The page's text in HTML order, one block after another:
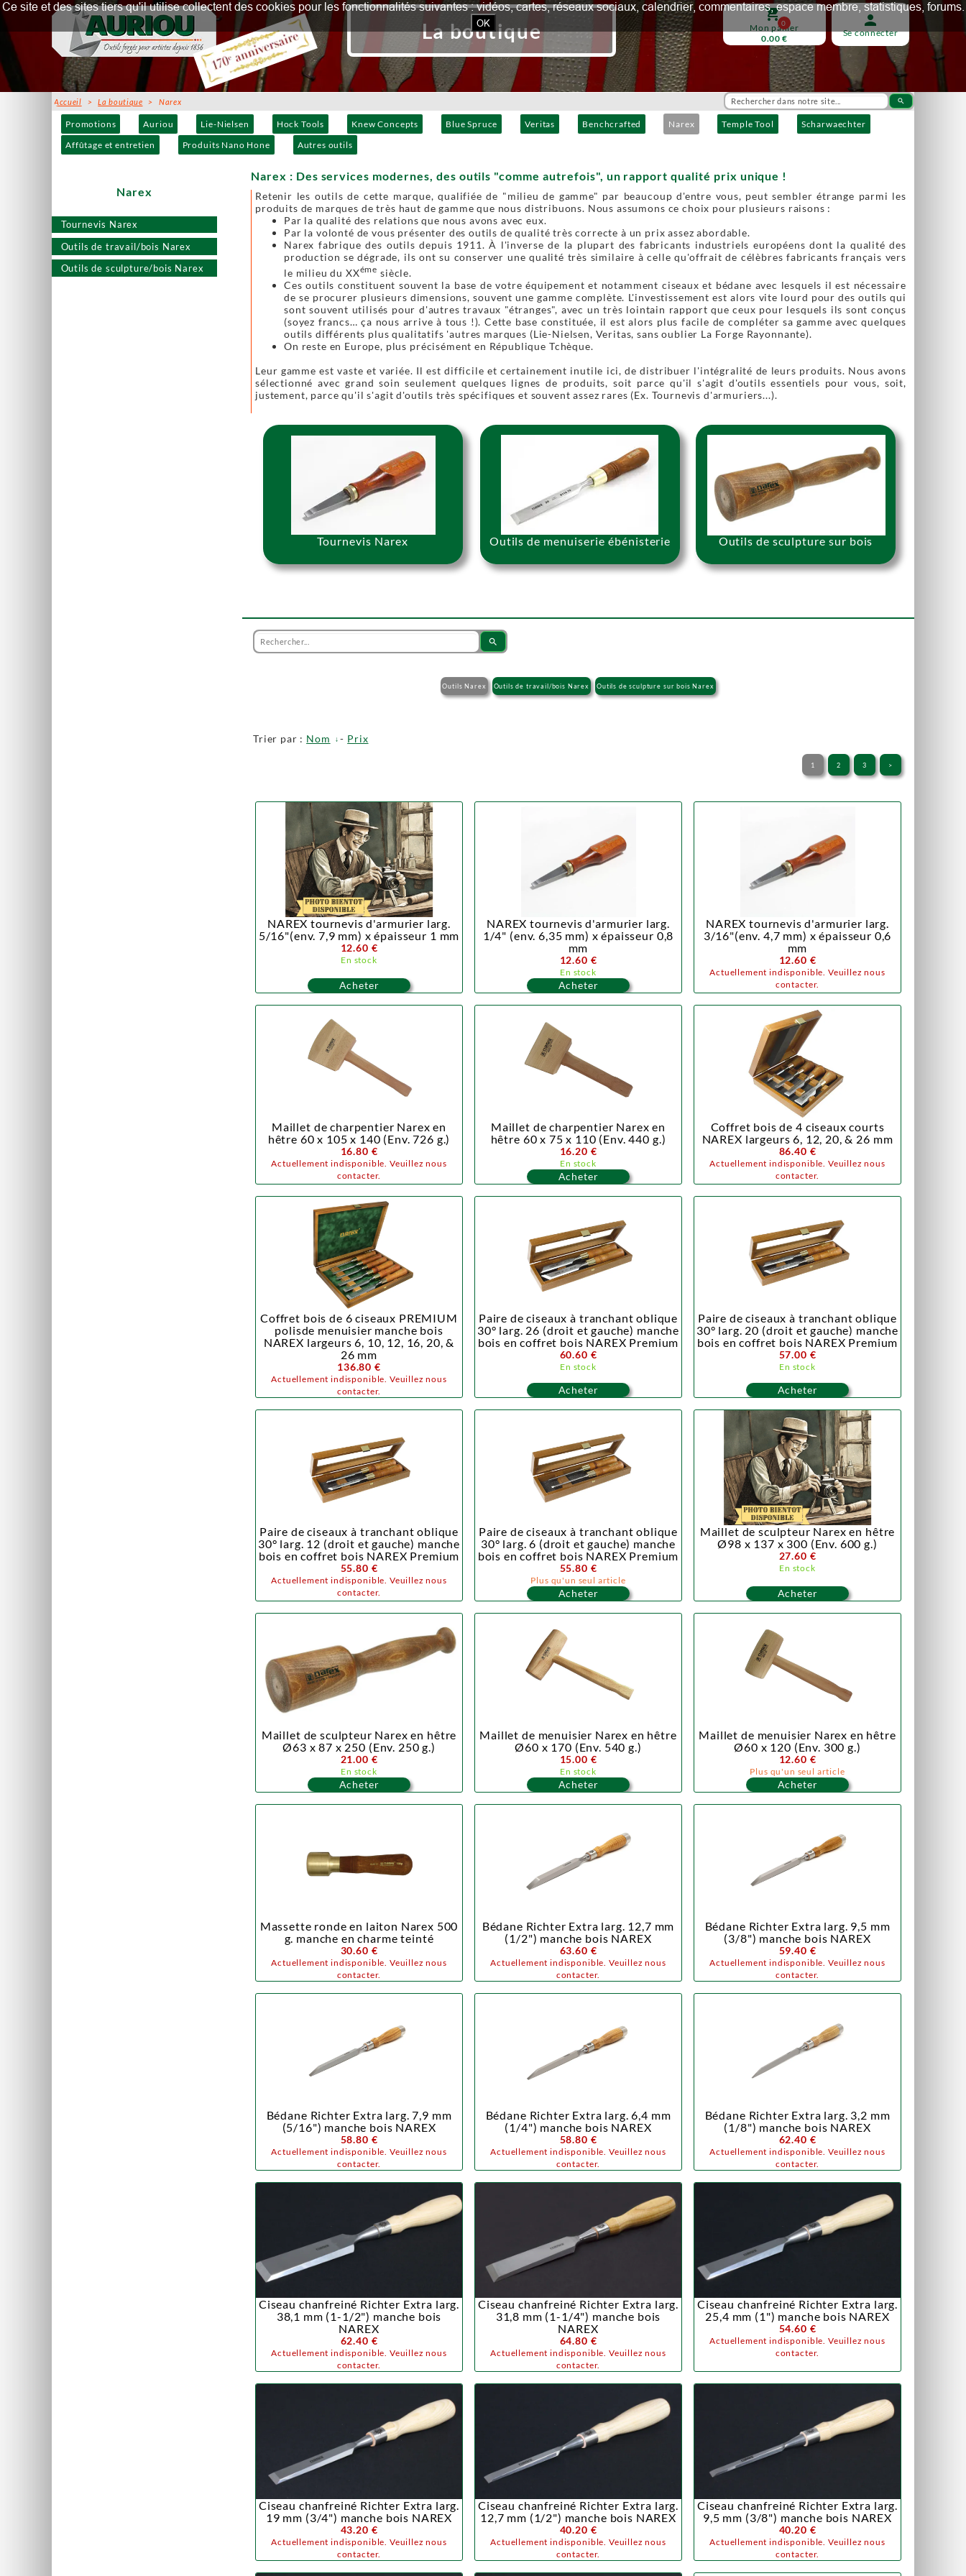
search
Promotions Auriou Lie-Nielsen Hock Tools Knew Concepts Blue Spruce Veritas Benchcrafted Narex Temple Tool
Scharwaechter
Affûtage et entretien
Produits Nano Hone Autres outils
person
Se connecter
shopping_cart
0
Mon panier
0.00 €
Tournevis Narex
Outils de travail/bois Narex
Outils de sculpture/bois Narex
La boutique
Accueil >La boutique > Narex
Narex : Des services modernes, des outils "comme autrefois", un rapport qualité prix unique !
Retenir les outils de cette marque, qualifiée de "milieu de gamme" par beaucoup d'entre vous, peut sembler étrange parmi les
produits de marques de très haut de gamme que nous distribuons. Nous assumons ce choix pour plusieurs raisons :
Par la qualité des relations que nous avons avec eux.
Par la volonté de vous présenter des outils de qualité très correcte à un prix assez abordable.
Narex fabrique des outils depuis 1911. À l'inverse de la plupart des fabricants industriels européens dont la qualité des
production se dégrade, ils ont su conserver une qualité très similaire à celle qu'offrait de célèbres fabricants français vers
le milieu du XXéme siècle.
Ces outils constituent souvent la base de votre équipement et notamment ciseaux et bédane avec lesquels il est nécessaire
de se procurer plusieurs dimensions, souvent une gamme complète. L'investissement est alors vite lourd pour des outils qui
sont souvent utilisés pour d'autres travaux "étranges", avec un très lointain rapport que ceux pour lesquels ils sont conçus
(soyez francs… ça nous arrive à tous !). Cette base constituée, il est alors plus facile de compléter sa gamme avec quelques
outils différents plus qualitatifs 'autres marques (Lie-Nielsen, Veritas, sans oublier La Forge Rayonnante).
On reste en Europe, plus précisément en République Tchèque.
Leur gamme est vaste et variée. Il est difficile et certainement inutile ici, de distribuer l'intégralité de leurs produits. Nous avons
sélectionné avec grand soin seulement quelques lignes de produits, soit parce qu'il s'agit d'outils essentiels pour vous, soit,
justement, parce qu'il s'agit d'outils très spécifiques et souvent assez rares (Ex. Tournevis d'armuriers...).
Narex
Outils de menuiserie ébénisterie Outils de sculpture sur bois
Tournevis Narex
search
Outils Narex Outils de travail/bois Narex Outils de sculpture sur bois Narex
Trier par : Nom - Prix
1 2 3 >
NAREX tournevis d'armurier larg.
5/16"(env. 7,9 mm) x épaisseur 1 mm
12.60 €
En stock
Acheter
NAREX tournevis d'armurier larg.
1/4" (env. 6,35 mm) x épaisseur 0,8
mm
12.60 €
En stock
Acheter
NAREX tournevis d'armurier larg.
3/16"(env. 4,7 mm) x épaisseur 0,6
mm
12.60 €
Actuellement indisponible. Veuillez nous
contacter.
Maillet de charpentier Narex en
hêtre 60 x 105 x 140 (Env. 726 g.)
16.80 €
Actuellement indisponible. Veuillez nous
contacter.
Maillet de charpentier Narex en
hêtre 60 x 75 x 110 (Env. 440 g.)
16.20 €
En stock
Acheter
Coffret bois de 4 ciseaux courts
NAREX largeurs 6, 12, 20, & 26 mm
86.40 €
Actuellement indisponible. Veuillez nous
contacter.
Coffret bois de 6 ciseaux PREMIUM
polisde menuisier manche bois
NAREX largeurs 6, 10, 12, 16, 20, &
26 mm
136.80 €
Actuellement indisponible. Veuillez nous
contacter.
Paire de ciseaux à tranchant oblique
30° larg. 26 (droit et gauche) manche
bois en coffret bois NAREX Premium
60.60 €
En stock
Acheter
Paire de ciseaux à tranchant oblique
30° larg. 20 (droit et gauche) manche
bois en coffret bois NAREX Premium
57.00 €
En stock
Acheter
Paire de ciseaux à tranchant oblique
30° larg. 12 (droit et gauche) manche
bois en coffret bois NAREX Premium
55.80 €
Actuellement indisponible. Veuillez nous
contacter.
Paire de ciseaux à tranchant oblique
30° larg. 6 (droit et gauche) manche
bois en coffret bois NAREX Premium
55.80 €
Plus qu'un seul article
Acheter
Maillet de sculpteur Narex en hêtre
Ø98 x 137 x 300 (Env. 600 g.)
27.60 €
En stock
Acheter
Maillet de sculpteur Narex en hêtre
Ø63 x 87 x 250 (Env. 250 g.)
21.00 €
En stock
Acheter
Maillet de menuisier Narex en hêtre
Ø60 x 170 (Env. 540 g.)
15.00 €
En stock
Acheter
Maillet de menuisier Narex en hêtre
Ø60 x 120 (Env. 300 g.)
12.60 €
Plus qu'un seul article
Acheter
Massette ronde en laiton Narex 500
g. manche en charme teinté
30.60 €
Actuellement indisponible. Veuillez nous
contacter.
Bédane Richter Extra larg. 12,7 mm
(1/2") manche bois NAREX
63.60 €
Actuellement indisponible. Veuillez nous
contacter.
Bédane Richter Extra larg. 9,5 mm
(3/8") manche bois NAREX
59.40 €
Actuellement indisponible. Veuillez nous
contacter.
Bédane Richter Extra larg. 7,9 mm
(5/16") manche bois NAREX
58.80 €
Actuellement indisponible. Veuillez nous
contacter.
Bédane Richter Extra larg. 6,4 mm
(1/4") manche bois NAREX
58.80 €
Actuellement indisponible. Veuillez nous
contacter.
Bédane Richter Extra larg. 3,2 mm
(1/8") manche bois NAREX
62.40 €
Actuellement indisponible. Veuillez nous
contacter.
Ciseau chanfreiné Richter Extra larg.
38,1 mm (1-1/2") manche bois
NAREX
62.40 €
Actuellement indisponible. Veuillez nous
contacter.
Ciseau chanfreiné Richter Extra larg.
31,8 mm (1-1/4") manche bois
NAREX
64.80 €
Actuellement indisponible. Veuillez nous
contacter.
Ciseau chanfreiné Richter Extra larg.
25,4 mm (1") manche bois NAREX
54.60 €
Actuellement indisponible. Veuillez nous
contacter.
Ciseau chanfreiné Richter Extra larg.
19 mm (3/4") manche bois NAREX
43.20 €
Actuellement indisponible. Veuillez nous
contacter.
Ciseau chanfreiné Richter Extra larg.
12,7 mm (1/2") manche bois NAREX
40.20 €
Actuellement indisponible. Veuillez nous
contacter.
Ciseau chanfreiné Richter Extra larg.
9,5 mm (3/8") manche bois NAREX
40.20 €
Actuellement indisponible. Veuillez nous
contacter.
Ce site et des sites tiers qu'il utilise collectent des cookies pour les fonctionnalités suivantes : vidéos, cartes, réseaux sociaux, calendrier, commentaires, espace membre, statistiques, forums.
OK